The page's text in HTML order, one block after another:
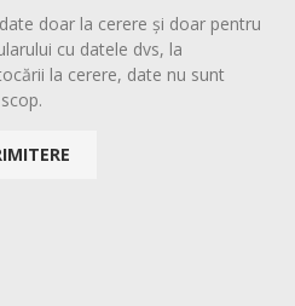
doar la cerere și doar pentru
cu datele dvs, la
la cerere, date nu sunt